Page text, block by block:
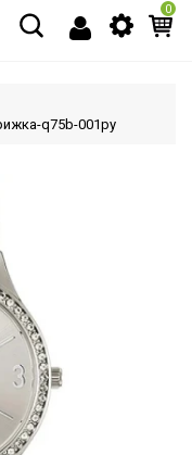
0
q75b-001py